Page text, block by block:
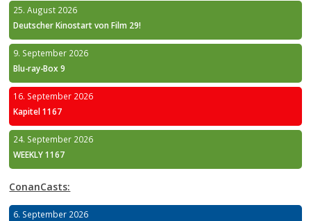
25. August 2026
Deutscher Kinostart von Film 29!
9. September 2026
Blu-ray-Box 9
16. September 2026
Kapitel 1167
24. September 2026
WEEKLY 1167
ConanCasts:
6. September 2026